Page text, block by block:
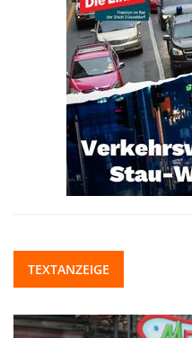
TEXTANZEIGE